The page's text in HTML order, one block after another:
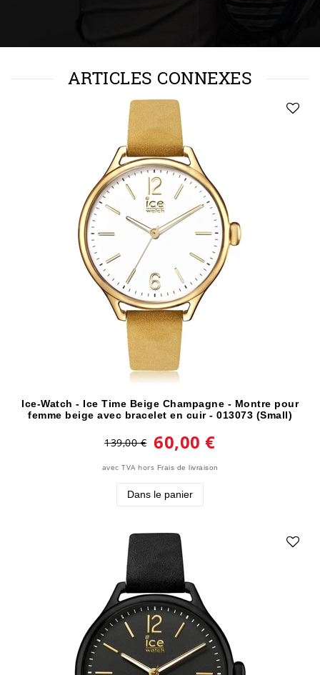
ARTICLES CONNEXES
Ice-Watch - Ice Time Beige Champagne - Montre pour
femme beige avec bracelet en cuir - 013073 (Small)
139,00 € 60,00 €
avec TVA hors Frais de livraison
Dans le panier